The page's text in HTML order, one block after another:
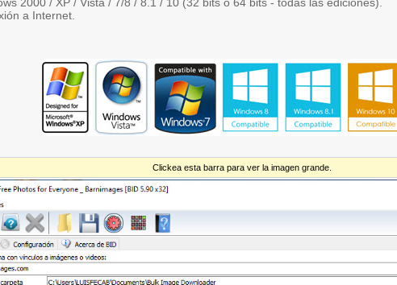
a Internet.
Clickea esta barra para ver la imagen grande.